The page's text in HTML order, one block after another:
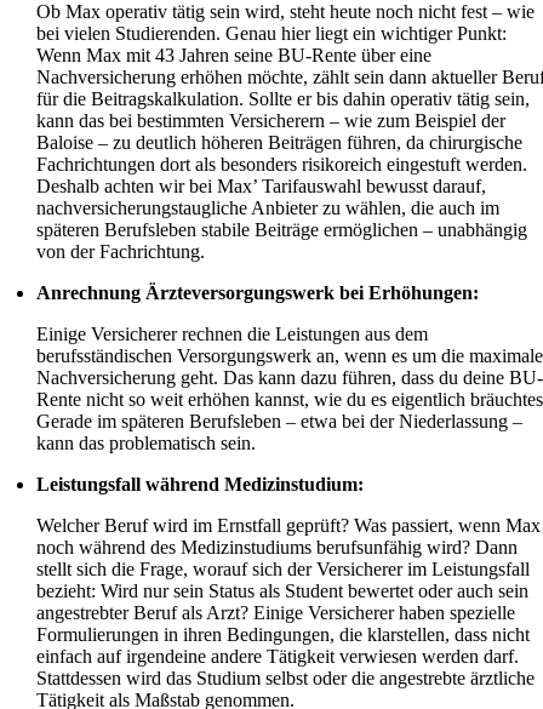
Ob Max operativ tätig sein wird, steht heute noch nicht fest – wie
bei vielen Studierenden. Genau hier liegt ein wichtiger Punkt:
Wenn Max mit 43 Jahren seine BU-Rente über eine
Nachversicherung erhöhen möchte, zählt sein dann aktueller
für die Beitragskalkulation. Sollte er bis dahin operativ tätig sein,
kann das bei bestimmten Versicherern – wie zum Beispiel der
Baloise – zu deutlich höheren Beiträgen führen, da chirurgische
Fachrichtungen dort als besonders risikoreich eingestuft werden.
Deshalb achten wir bei Max’ Tarifauswahl bewusst darauf,
nachversicherungstaugliche Anbieter zu wählen, die auch im
späteren Berufsleben stabile Beiträge ermöglichen – unabhängig
von der Fachrichtung.
Anrechnung Ärzteversorgungswerk bei Erhöhungen:
Einige Versicherer rechnen die Leistungen aus dem
berufsständischen Versorgungswerk an, wenn es um die maximale
Nachversicherung geht. Das kann dazu führen, dass du deine BU-
Rente nicht so weit erhöhen kannst, wie du es eigentlich
Gerade im späteren Berufsleben – etwa bei der Niederlassung –
kann das problematisch sein.
Leistungsfall während Medizinstudium:
Welcher Beruf wird im Ernstfall geprüft? Was passiert, wenn Max
noch während des Medizinstudiums berufsunfähig wird? Dann
stellt sich die Frage, worauf sich der Versicherer im Leistungsfall
bezieht: Wird nur sein Status als Student bewertet oder auch sein
angestrebter Beruf als Arzt? Einige Versicherer haben spezielle
Formulierungen in ihren Bedingungen, die klarstellen, dass nicht
einfach auf irgendeine andere Tätigkeit verwiesen werden darf.
Stattdessen wird das Studium selbst oder die angestrebte ärztliche
Tätigkeit als Maßstab genommen.